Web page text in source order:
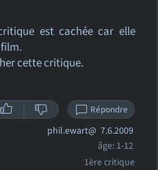
est cachée car elle
cette critique.
Répondre
phil.ewart@ 7.6.2009
âge: 1-12
1ère critique